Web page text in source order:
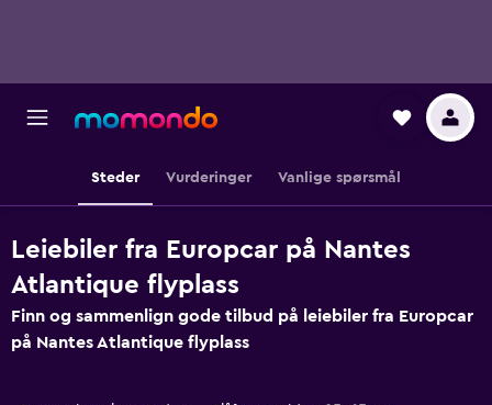
Steder Vurderinger Vanlige spørsmål
Leiebiler fra Europcar på Nantes
Atlantique flyplass
Finn og sammenlign gode tilbud på leiebiler fra Europcar
på Nantes Atlantique flyplass